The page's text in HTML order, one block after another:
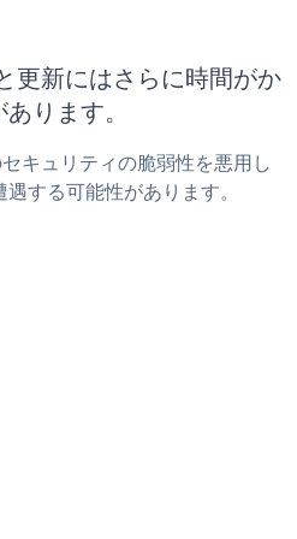
新にはさらに時間がか
ります。
キュリティの脆弱性を悪用し
する可能性があります。